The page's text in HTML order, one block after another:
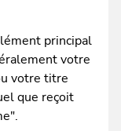
principal
votre
votre titre
que reçoit